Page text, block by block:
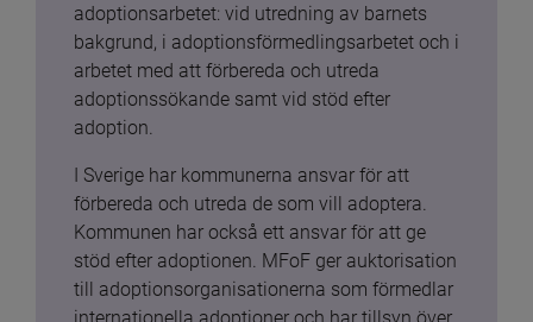
adoptionsarbetet: vid utredning av barnets
bakgrund, i adoptionsförmedlingsarbetet och i
arbetet med att förbereda och utreda
adoptionssökande samt vid stöd efter
adoption.
I Sverige har kommunerna ansvar för att
förbereda och utreda de som vill adoptera.
Kommunen har också ett ansvar för att ge
stöd efter adoptionen. MFoF ger auktorisation
till adoptionsorganisationerna som förmedlar